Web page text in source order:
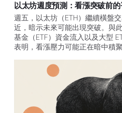
以太坊週度預測：看漲突破前
週五，以太坊（ETH）繼續橫盤
近，暗示未來可能出現突破。與
基金（ETF）資金流入以及大型
表明，看漲壓力可能正在暗中積